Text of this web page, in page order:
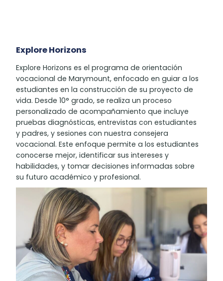
Explore Horizons
Explore Horizons es el programa de orientación
vocacional de Marymount, enfocado en guiar a los
estudiantes en la construcción de su proyecto de
vida. Desde 10° grado, se realiza un proceso
personalizado de acompañamiento que incluye
pruebas diagnósticas, entrevistas con estudiantes
y padres, y sesiones con nuestra consejera
vocacional. Este enfoque permite a los estudiantes
conocerse mejor, identificar sus intereses y
habilidades, y tomar decisiones informadas sobre
su futuro académico y profesional.